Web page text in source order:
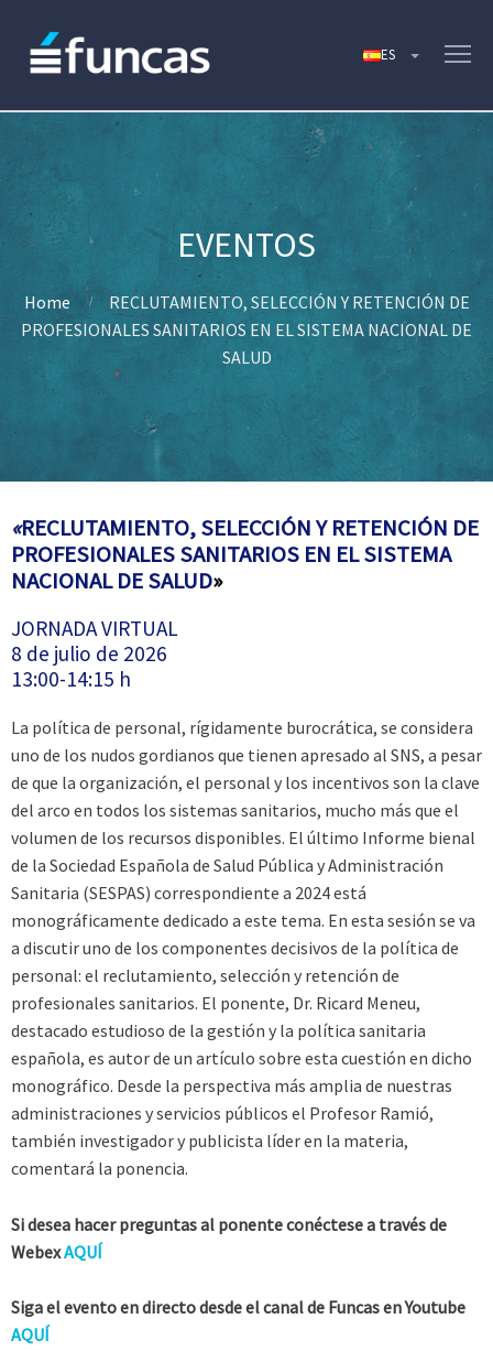
Home
RECLUTAMIENTO, SELECCIÓN Y RETENCIÓN DE
PROFESIONALES SANITARIOS EN EL SISTEMA NACIONAL DE
SALUD
«RECLUTAMIENTO, SELECCIÓN Y RETENCIÓN DE
PROFESIONALES SANITARIOS EN EL SISTEMA
NACIONAL DE SALUD»
JORNADA VIRTUAL
8 de julio de 2026
13:00-14:15 h
La política de personal, rígidamente burocrática, se considera
uno de los nudos gordianos que tienen apresado al SNS, a pesar
de que la organización, el personal y los incentivos son la clave
del arco en todos los sistemas sanitarios, mucho más que el
volumen de los recursos disponibles. El último Informe bienal
de la Sociedad Española de Salud Pública y Administración
Sanitaria (SESPAS) correspondiente a 2024 está
monográficamente dedicado a este tema. En esta sesión se va
a discutir uno de los componentes decisivos de la política de
personal: el reclutamiento, selección y retención de
profesionales sanitarios. El ponente, Dr. Ricard Meneu,
destacado estudioso de la gestión y la política sanitaria
española, es autor de un artículo sobre esta cuestión en dicho
monográfico. Desde la perspectiva más amplia de nuestras
administraciones y servicios públicos el Profesor Ramió,
también investigador y publicista líder en la materia,
comentará la ponencia.
Si desea hacer preguntas al ponente conéctese a través de
WebexAQUÍ
Siga el evento en directo desde el canal de Funcas en Youtube
AQUÍ